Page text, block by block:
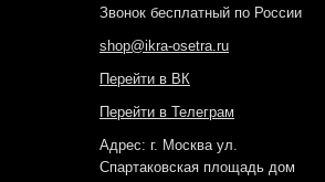
Звонок бесплатный по России
shop@ikra-osetra.ru
Перейти в ВК
Перейти в Телеграм
Адрес: г. Москва ул.
Спартаковская площадь дом